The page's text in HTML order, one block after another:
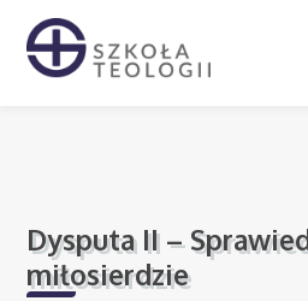
Dysputa II –
miłosierdzie